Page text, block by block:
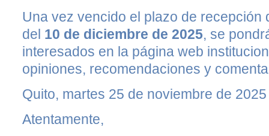
Una vez vencido el plazo de recepción
del 10 de diciembre de 2025, se
interesados en la página web
opiniones, recomendaciones y
Quito, martes 25 de noviembre de 2025
Atentamente,